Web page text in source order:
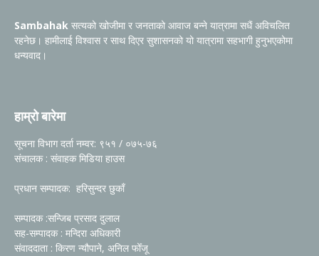
Sambahak सत्यको खोजीमा र जनताको आवाज बन्ने यात्रामा सधैं अविचलित
रहनेछ। हामीलाई विश्वास र साथ दिएर सुशासनको यो यात्रामा सहभागी हुनुभएकोमा
धन्यवाद।
हाम्रो बारेमा
सूचना विभाग दर्ता नम्वर: ९५१ / ०७५-७६
संचालक : संवाहक मिडिया हाउस
प्रधान सम्पादक: हरिसुन्दर छुकाँ
सम्पादक :सन्जिब प्रसाद दुलाल
सह-सम्पादक : मन्दिरा अधिकारी
संवाददाता : किरण न्यौपाने, अनिल फोँजू